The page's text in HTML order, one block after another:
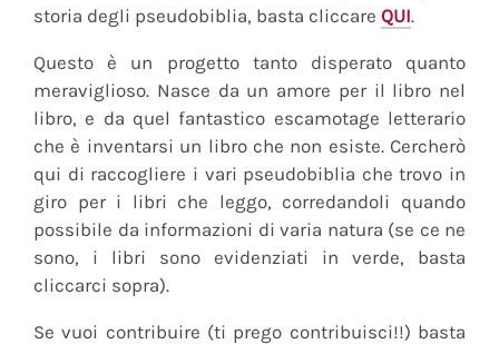
storia degli pseudobiblia, basta cliccare QUI.
Questo è un progetto tanto disperato quanto
meraviglioso. Nasce da un amore per il libro nel
libro, e da quel fantastico escamotage letterario
che è inventarsi un libro che non esiste. Cercherò
qui di raccogliere i vari pseudobiblia che trovo in
giro per i libri che leggo, corredandoli quando
possibile da informazioni di varia natura (se ce ne
sono, i libri sono evidenziati in verde, basta
cliccarci sopra).
Se vuoi contribuire (ti prego contribuisci!!) basta